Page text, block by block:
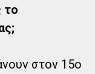
το
στον 15ο